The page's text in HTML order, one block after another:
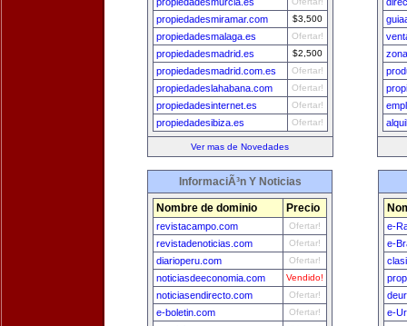
propiedadesmiramar.com $3,500
propiedadesmalaga.es Ofertar!
propiedadesmadrid.es $2,500
propiedadesmadrid.com.es Ofertar!
propiedadeslahabana.com Ofertar!
propiedadesinternet.es Ofertar!
propiedadesibiza.es Ofertar!
Ver mas de Novedades
InformaciÃ³n Y Noticias
Nombre de dominio Precio
revistacampo.com Ofertar!
revistadenoticias.com Ofertar!
diarioperu.com Ofertar!
noticiasdeeconomia.com Vendido!
noticiasendirecto.com Ofertar!
e-boletin.com Ofertar!
e-
e-
e-